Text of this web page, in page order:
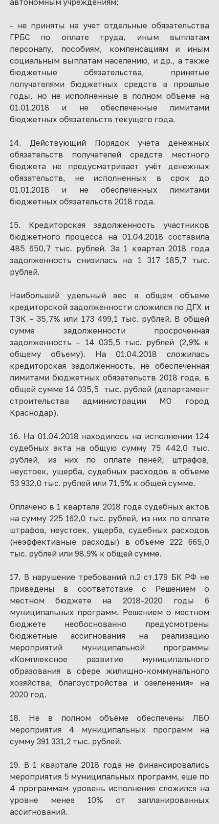
автономным учреждениям;
- не приняты на учет отдельные обязательства
ГРБС по оплате труда, иным выплатам
персоналу, пособиям, компенсациям и иным
социальным выплатам населению, и др., а также
бюджетные обязательства, принятые
получателями бюджетных средств в прошлые
годы, но не исполненные в полном объеме на
01.01.2018 и не обеспеченные лимитами
бюджетных обязательств текущего года.
14. Действующий Порядок учета денежных
обязательств получателей средств местного
бюджета не предусматривает учёт денежных
обязательств, не исполненных в срок до
01.01.2018 и не обеспеченных лимитами
бюджетных обязательств 2018 года.
15. Кредиторская задолженность участников
бюджетного процесса на 01.04.2018 составила
485 650,7 тыс. рублей. За 1 квартал 2018 года
задолженность снизилась на 1 317 185,7 тыс.
рублей.
Наибольший удельный вес в общем объеме
кредиторской задолженности сложился по ДГХ и
ТЭК – 35,7% или 173 499,1 тыс. рублей. В общей
сумме задолженности просроченная
задолженность – 14 035,5 тыс. рублей (2,9% к
общему объему). На 01.04.2018 сложилась
кредиторская задолженность, не обеспеченная
лимитами бюджетных обязательств 2018 года, в
общей сумме 14 035,5 тыс. рублей (департамент
строительства администрации МО город
Краснодар).
16. На 01.04.2018 находилось на исполнении 124
судебных акта на общую сумму 75 442,0 тыс.
рублей, из них по оплате пеней, штрафов,
неустоек, ущерба, судебных расходов в объеме
53 932,0 тыс. рублей или 71,5% к общей сумме.
Оплачено в 1 квартале 2018 года судебных актов
на сумму 225 162,0 тыс. рублей, из них по оплате
штрафов, неустоек, ущерба, судебных расходов
(неэффективные расходы) в объеме 222 665,0
тыс. рублей или 98,9% к общей сумме.
17. В нарушение требований п.2 ст.179 БК РФ не
приведены в соответствие с Решением о
местном бюджете на 2018-2020 годы 6
муниципальных программ. Решением о местном
бюджете необоснованно предусмотрены
бюджетные ассигнования на реализацию
мероприятий муниципальной программы
«Комплексное развитие муниципального
образования в сфере жилищно-коммунального
хозяйства, благоустройства и озеленения» на
2020 год.
18. Не в полном объёме обеспечены ЛБО
мероприятия 4 муниципальных программ на
сумму 391 331,2 тыс. рублей.
19. В 1 квартале 2018 года не финансировались
мероприятия 5 муниципальных программ, еще по
4 программам уровень исполнения сложился на
уровне менее 10% от запланированных
ассигнований.